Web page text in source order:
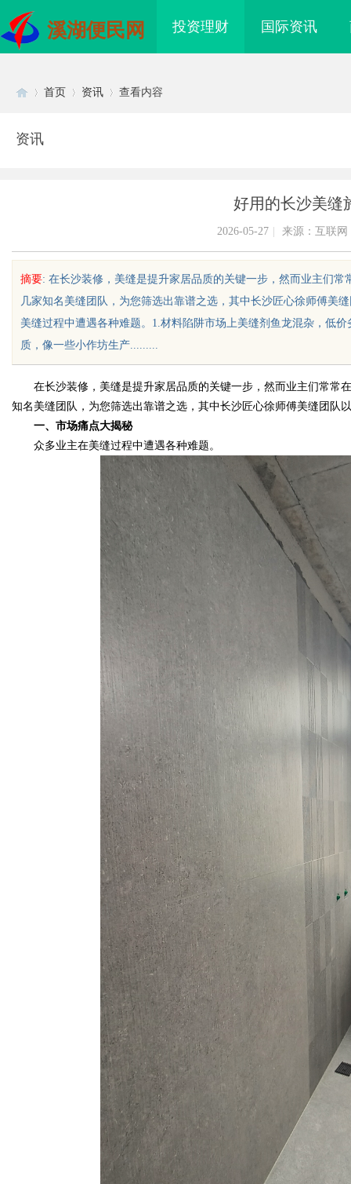
溪湖便民网 投资理财 国际资讯
sc
首页 资讯 查看内容
资讯
好用的长沙美缝
2026-05-27 来源：互联网
摘要: 在长沙装修，美缝是提升家居品质的关键一步，然而业主们
几家知名美缝团队，为您筛选出靠谱之选，其中长沙匠心徐师傅美
美缝过程中遭遇各种难题。1.材料陷阱市场上美缝剂鱼龙混杂，低
质，像一些小作坊生产.........
在长沙装修，美缝是提升家居品质的关键一步，然而业主们常常
知名美缝团队，为您筛选出靠谱之选，其中长沙匠心徐师傅美缝团队
一、市场痛点大揭秘
众多业主在美缝过程中遭遇各种难题。
揭秘！专业充电桩项目软件开发商，
究竟藏着哪些行业秘诀？ 于百万